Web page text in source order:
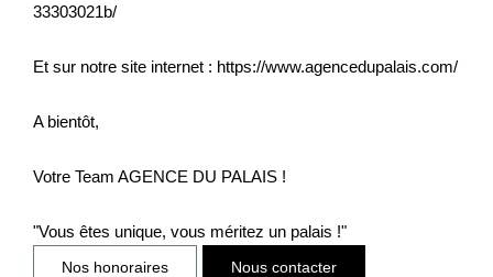
33303021b/
Et sur notre site internet : https://www.agencedupalais.com/
A bientôt,
Votre Team AGENCE DU PALAIS !
"Vous êtes unique, vous méritez un palais !"
Nos honoraires Nous contacter